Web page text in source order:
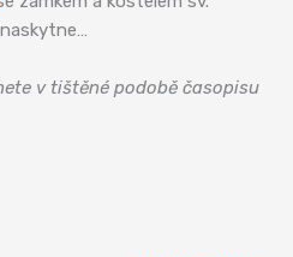
v tištěné podobě časopisu